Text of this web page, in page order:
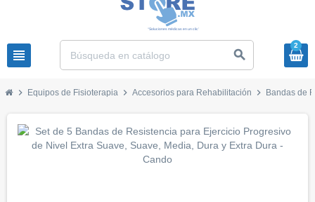
view_headline search
2
chevron_right Equipos de Fisioterapia chevron_right Accesorios para Rehabilitación chevron_right Bandas de